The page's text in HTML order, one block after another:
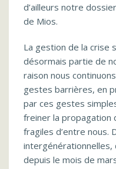
d’ailleurs notre
de Mios.
La gestion de la crise
désormais partie de
raison nous
gestes barrières, en
par ces gestes
freiner la propagation
fragiles d’entre nous.
intergénérationnelles,
depuis le mois de